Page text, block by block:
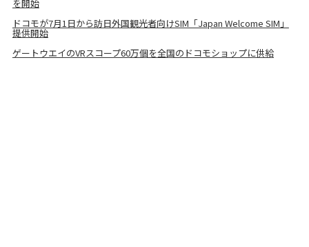
を開始
ドコモが7月1日から訪日外国観光者向けSIM「Japan Welcome SIM」
提供開始
ゲートウエイのVRスコープ60万個を全国のドコモショップに供給